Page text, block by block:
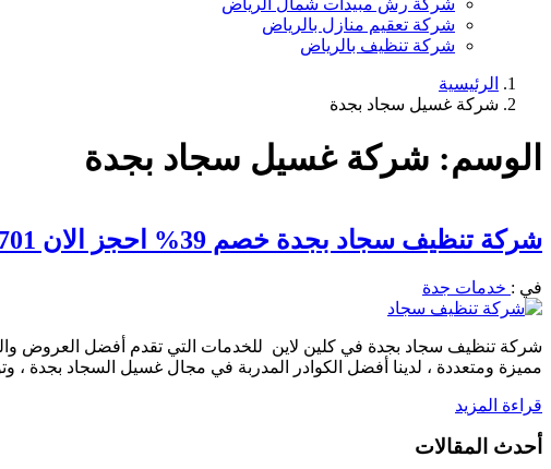
شركة رش مبيدات شمال الرياض
شركة تعقيم منازل بالرياض
شركة تنظيف بالرياض
الرئيسية
شركة غسيل سجاد بجدة
الوسم: شركة غسيل سجاد بجدة
شركة تنظيف سجاد بجدة خصم 39% احجز الان 0556501701 شركة كلين لاين
في : خدمات جدة
مميزة ومتعددة ، لدينا أفضل الكوادر المدربة في مجال غسيل السجاد بجدة
قراءة المزيد
أحدث المقالات